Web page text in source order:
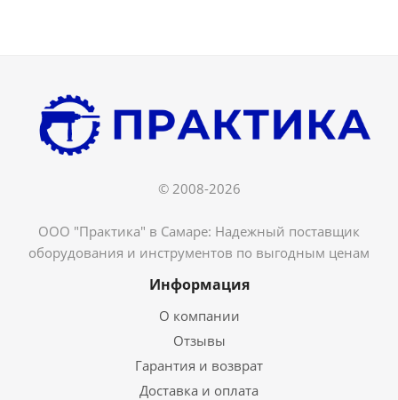
© 2008-2026
ООО "Практика" в Самаре: Надежный поставщик
оборудования и инструментов по выгодным ценам
Информация
О компании
Отзывы
Гарантия и возврат
Доставка и оплата